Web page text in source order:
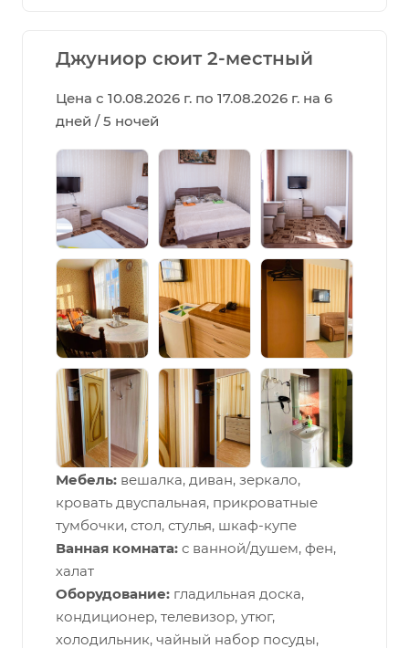
Джуниор сюит 2-местный
Цена с 10.08.2026 г. по 17.08.2026 г. на 6
дней / 5 ночей
Мебель: вешалка, диван, зеркало,
кровать двуспальная, прикроватные
тумбочки, стол, стулья, шкаф-купе
Ванная комната: с ванной/душем, фен,
халат
Оборудование: гладильная доска,
кондиционер, телевизор, утюг,
холодильник, чайный набор посуды,